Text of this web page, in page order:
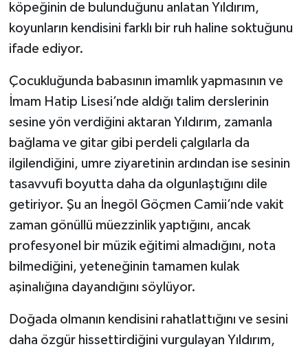
köpeğinin de bulunduğunu anlatan Yıldırım,
koyunların kendisini farklı bir ruh haline soktuğunu
ifade ediyor.
Çocukluğunda babasının imamlık yapmasının ve
İmam Hatip Lisesi’nde aldığı talim derslerinin
sesine yön verdiğini aktaran Yıldırım, zamanla
bağlama ve gitar gibi perdeli çalgılarla da
ilgilendiğini, umre ziyaretinin ardından ise sesinin
tasavvufi boyutta daha da olgunlaştığını dile
getiriyor. Şu an İnegöl Göçmen Camii’nde vakit
zaman gönüllü müezzinlik yaptığını, ancak
profesyonel bir müzik eğitimi almadığını, nota
bilmediğini, yeteneğinin tamamen kulak
aşinalığına dayandığını söylüyor.
Doğada olmanın kendisini rahatlattığını ve sesini
daha özgür hissettirdiğini vurgulayan Yıldırım,